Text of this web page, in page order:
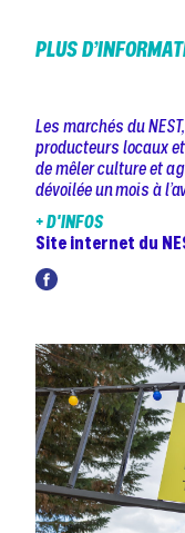
PLUS
Les marchés du
producteurs locaux
de mêler culture et
dévoilée un mois à
+ D'INFOS
Site internet du